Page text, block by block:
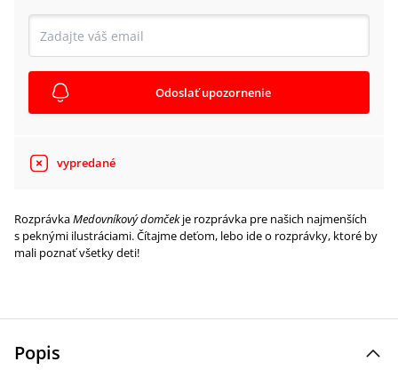
Odoslať upozornenie
vypredané
RozprávkaMedovníkový domčekje rozprávka pre našich najmenších
s peknými ilustráciami. Čítajme deťom, lebo ide o rozprávky, ktoré by
mali poznať všetky deti!
Popis